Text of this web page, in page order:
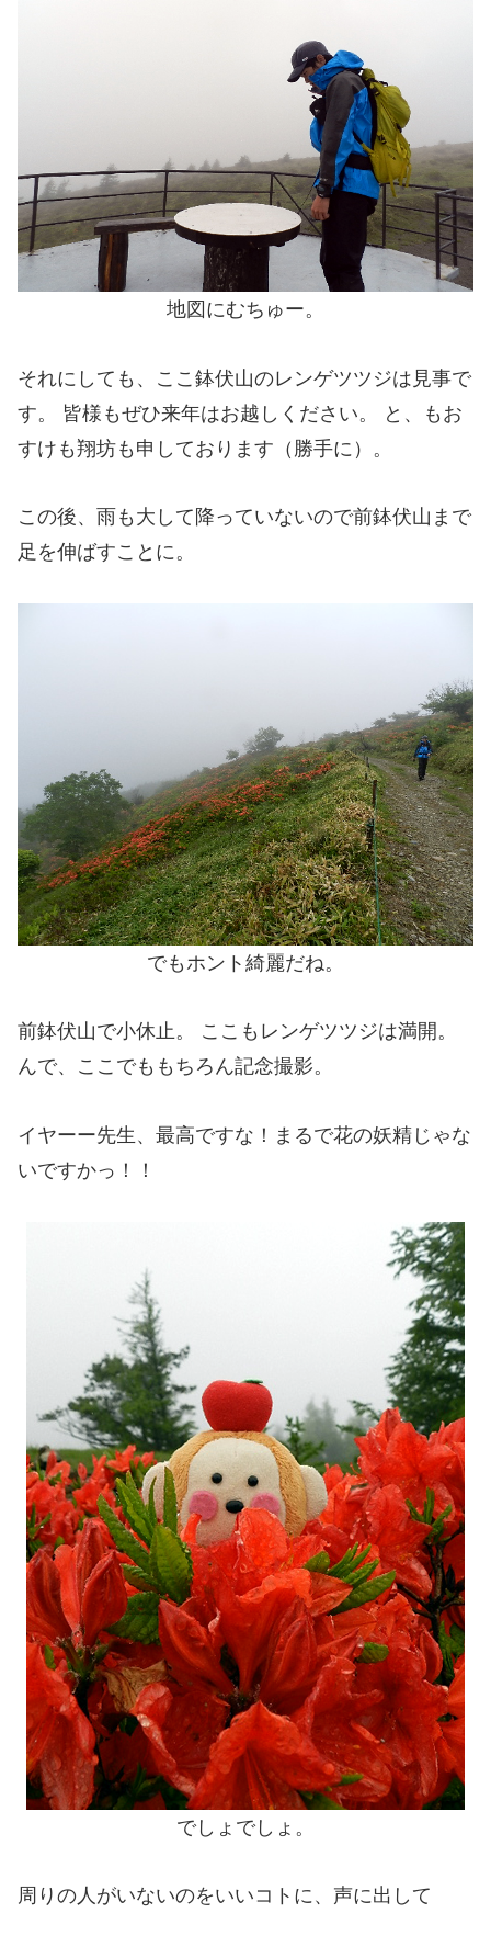
地図にむちゅー。
それにしても、ここ鉢伏山のレンゲツツジは見事で
す。 皆様もぜひ来年はお越しください。 と、もお
すけも翔坊も申しております（勝手に）。
この後、雨も大して降っていないので前鉢伏山まで
足を伸ばすことに。
でもホント綺麗だね。
前鉢伏山で小休止。 ここもレンゲツツジは満開。
んで、ここでももちろん記念撮影。
イヤーー先生、最高ですな！まるで花の妖精じゃな
いですかっ！！
でしょでしょ。
周りの人がいないのをいいコトに、声に出して